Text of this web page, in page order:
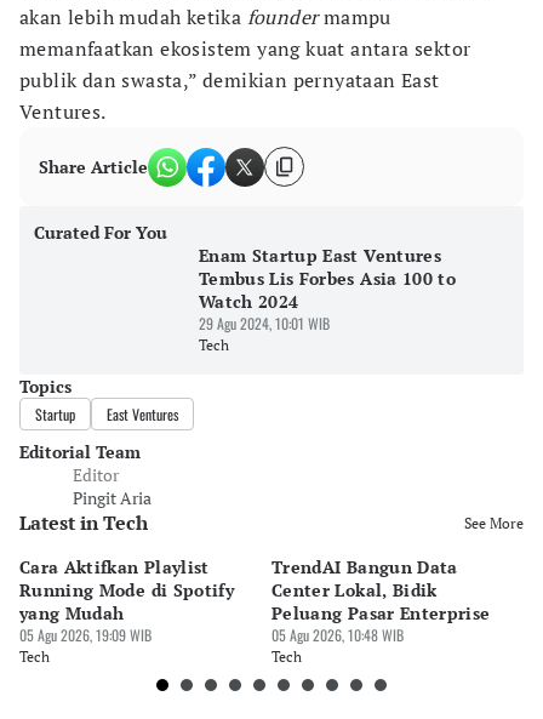
akan lebih mudah ketika foundermampu
memanfaatkan ekosistem yang kuat antara sektor
publik dan swasta,” demikian pernyataan East
Ventures.
Share Article
Curated For You
Enam Startup East Ventures
Tembus Lis Forbes Asia 100 to
Watch 2024
29 Agu 2024, 10:01 WIB
Tech
Topics
Startup East Ventures
Editorial Team
Editor
Pingit Aria
Latest in Tech See More
Cara Aktifkan Playlist
Running Mode di Spotify
yang Mudah
05 Agu 2026, 19:09 WIB
Tech
TrendAI Bangun Data
Center Lokal, Bidik
Peluang Pasar Enterprise
05 Agu 2026, 10:48 WIB
Tech